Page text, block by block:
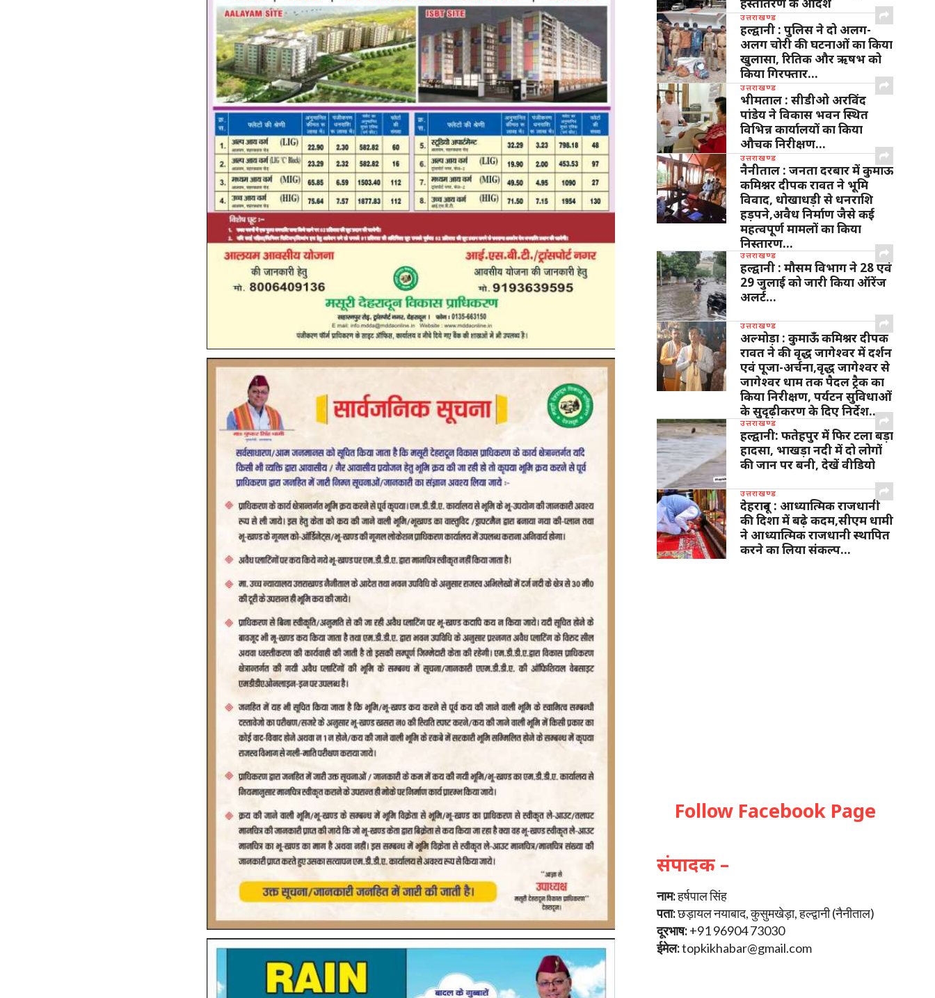
हस्तांतरण के आदेश
उत्तराखण्ड
हल्द्वानी : पुलिस ने दो अलग-
अलग चोरी की घटनाओं का किया
खुलासा, रितिक और ऋषभ को
किया गिरफ्तार…
उत्तराखण्ड
भीमताल : सीडीओ अरविंद
पांडेय ने विकास भवन स्थित
विभिन्न कार्यालयों का किया
औचक निरीक्षण…
उत्तराखण्ड
नैनीताल : जनता दरबार में कुमाऊ
कमिश्नर दीपक रावत ने भूमि
विवाद, धोखाधड़ी से धनराशि
हड़पने,अवैध निर्माण जैसे कई
महत्वपूर्ण मामलों का किया
निस्तारण…
उत्तराखण्ड
हल्द्वानी : मौसम विभाग ने 28 एवं
29 जुलाई को जारी किया ऑरेंज
अलर्ट…
उत्तराखण्ड
अल्मोड़ा : कुमाऊँ कमिश्नर दीपक
रावत ने की वृद्ध जागेश्वर में दर्शन
एवं पूजा-अर्चना,वृद्ध जागेश्वर से
जागेश्वर धाम तक पैदल ट्रैक का
किया निरीक्षण, पर्यटन सुविधाओं
के सुदृढ़ीकरण के दिए निर्देश…
उत्तराखण्ड
हल्द्वानी: फतेहपुर में फिर टला बड़ा
हादसा, भाखड़ा नदी में दो लोगों
की जान पर बनी, देखें वीडियो
उत्तराखण्ड
देहरादून : आध्यात्मिक राजधानी
की दिशा में बढ़े कदम,सीएम धामी
ने आध्यात्मिक राजधानी स्थापित
करने का लिया संकल्प…
Follow Facebook Page
संपादक –
नाम:हर्षपाल सिंह
पता:छड़ायल नयाबाद, कुसुमखेड़ा, हल्द्वानी (नैनीताल)
दूरभाष:+91 96904 73030
ईमेल:topkikhabar@gmail.com